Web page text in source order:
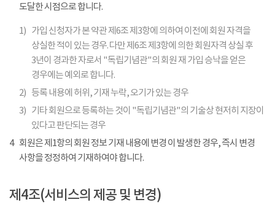
도달한 시점으로 합니다.
1) 가입 신청자가 본 약관 제6조 제3항에 의하여 이전에 회원 자격을
상실한 적이 있는 경우. 다만 제6조 제3항에 의한 회원자격 상실 후
3년이 경과한 자로서 "독립기념관"의 회원 재 가입 승낙을 얻은
경우에는 예외로 합니다.
2) 등록 내용에 허위, 기재 누락, 오기가 있는 경우
3) 기타 회원으로 등록하는 것이 "독립기념관"의 기술상 현저히 지장이
있다고 판단되는 경우
4
회원은 제1항의 회원 정보 기재 내용에 변경 이 발생한 경우, 즉시 변경
사항을 정정하여 기재하여야 합니다.
제4조(서비스의 제공 및 변경)